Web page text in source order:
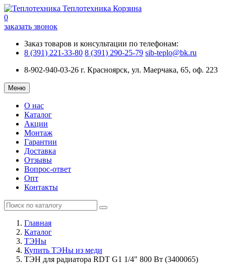
Теплотехника Корзина
0
заказать звонок
Заказ товаров и консультации по телефонам:
8 (391) 221-33-80 8 (391) 290-25-79 sib-teplo@bk.ru
8-902-940-03-26 г. Красноярск, ул. Маерчака, 65, оф. 223
Меню
О нас
Каталог
Акции
Монтаж
Гарантии
Доставка
Отзывы
Вопрос-ответ
Опт
Контакты
Главная
Каталог
ТЭНы
Купить ТЭНы из меди
ТЭН для радиатора RDT G1 1/4" 800 Вт (3400065)